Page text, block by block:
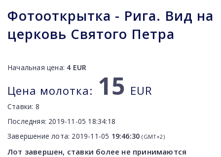
Фотооткрытка - Рига. Вид на
церковь Святого Петра
Начальная цена: 4 EUR
Цена молотка: 15 EUR
Ставки: 8
Последняя: 2019-11-05 18:34:18
Завершение лота: 2019-11-05 19:46:30 (GMT+2)
Лот завершен, ставки более не принимаются